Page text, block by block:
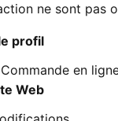
ne sont pas
profil
en
Web